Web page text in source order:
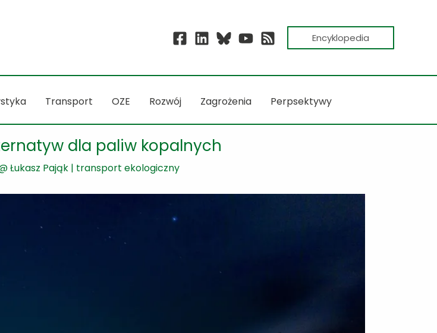
Encyklopedia
Transport OZE Rozwój Zagrożenia Perpsektywy
dla paliw kopalnych
Łukasz Pająk | transport ekologiczny